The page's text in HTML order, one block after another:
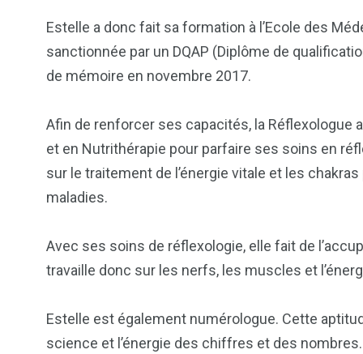
Estelle a donc fait sa formation à l’Ecole des
sanctionnée par un DQAP (Diplôme de
de mémoire en novembre 2017.
Afin de renforcer ses capacités, la Réflexologue
et en Nutrithérapie pour parfaire ses soins en
sur le traitement de l’énergie vitale et les
maladies.
Avec ses soins de réflexologie, elle fait de
travaille donc sur les nerfs, les muscles et
Estelle est également numérologue. Cette
science et l’énergie des chiffres et des nombres.